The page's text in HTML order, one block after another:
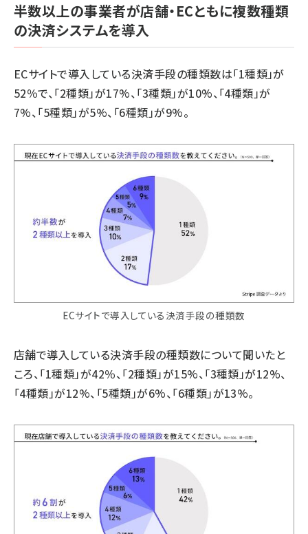
半数以上の事業者が店舗・ECともに複数種類
の決済システムを導入
ECサイトで導入している決済手段の種類数は「1種類」が
52％で、「2種類」が17%、「3種類」が10%、「4種類」が
7%、「5種類」が5%、「6種類」が9%。
ECサイトで導入している決済手段の種類数
店舗で導入している決済手段の種類数について聞いたと
ころ、「1種類」が42％、「2種類」が15%、「3種類」が12%、
「4種類」が12%、「5種類」が6%、「6種類」が13%。